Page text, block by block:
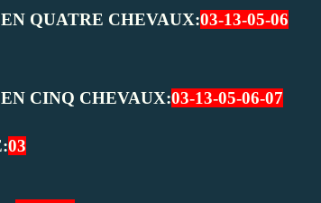
QUATRE CHEVAUX:03-13-05-06
CINQ CHEVAUX:03-13-05-06-07
03